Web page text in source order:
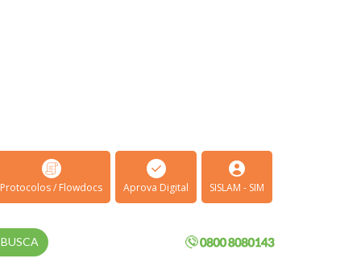
Protocolos / Flowdocs Aprova Digital SISLAM - SIM